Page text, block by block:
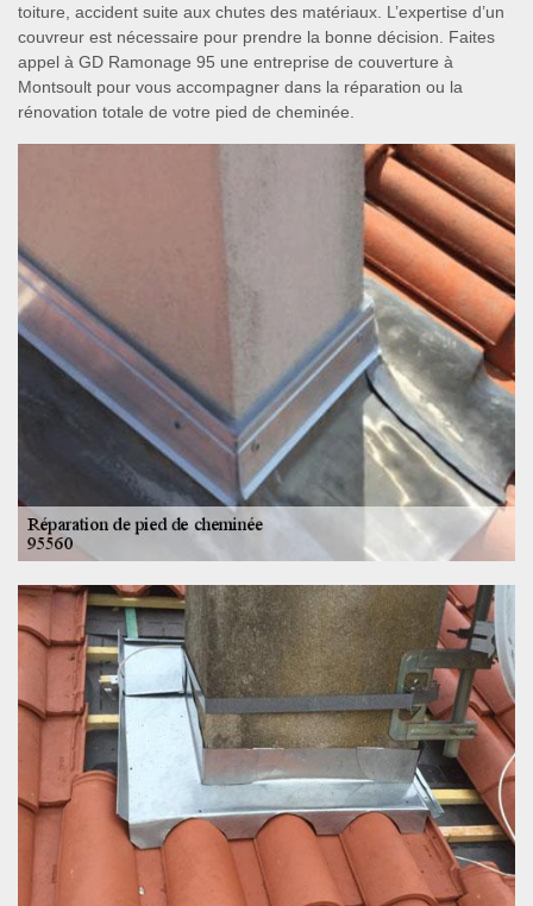
toiture, accident suite aux chutes des matériaux. L’expertise d’un
couvreur est nécessaire pour prendre la bonne décision. Faites
appel à GD Ramonage 95 une entreprise de couverture à
Montsoult pour vous accompagner dans la réparation ou la
rénovation totale de votre pied de cheminée.